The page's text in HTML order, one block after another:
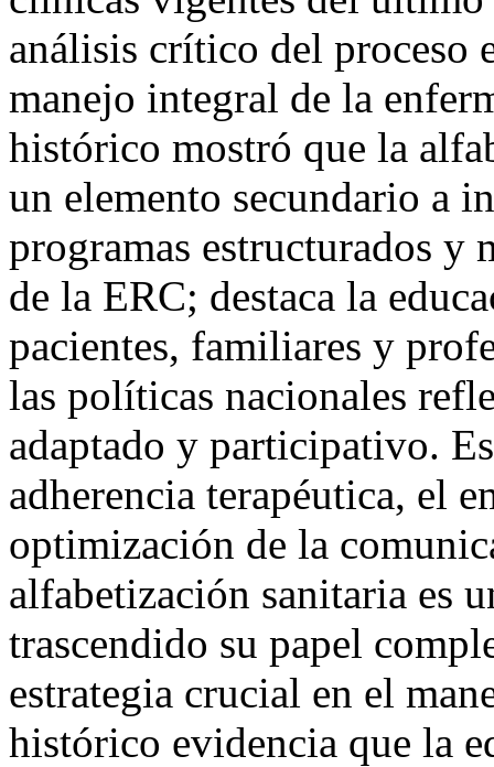
análisis crítico del proceso
manejo integral de la
histórico mostró que la
un elemento secundario a
programas estructurados y
de la ERC; destaca la
pacientes, familiares y
las políticas nacionales
adaptado y participativo.
adherencia terapéutica, el
optimización de la
alfabetización sanitaria es
trascendido su papel
estrategia crucial en el
histórico evidencia que la